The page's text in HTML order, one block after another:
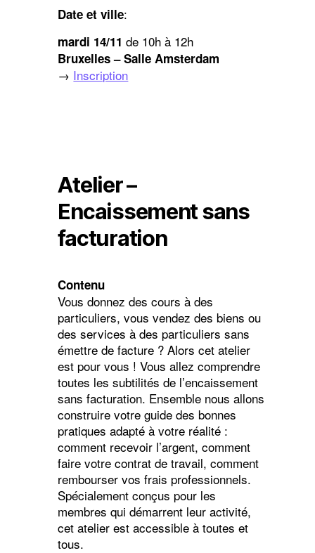
Date et ville:
mardi 14/11de 10h à 12h
Bruxelles – Salle Amsterdam
→ Inscription
Atelier –
Encaissement sans
facturation
Contenu
Vous donnez des cours à des
particuliers, vous vendez des biens ou
des services à des particuliers sans
émettre de facture ? Alors cet atelier
est pour vous ! Vous allez comprendre
toutes les subtilités de l’encaissement
sans facturation. Ensemble nous allons
construire votre guide des bonnes
pratiques adapté à votre réalité :
comment recevoir l’argent, comment
faire votre contrat de travail, comment
rembourser vos frais professionnels.
Spécialement conçus pour les
membres qui démarrent leur activité,
cet atelier est accessible à toutes et
tous.